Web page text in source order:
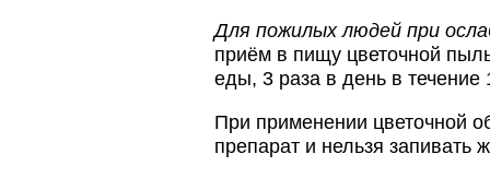
Для пожилых людей при
приём в пищу цветочной
еды, 3 раза в день в течение
При применении цветочной
препарат и нельзя